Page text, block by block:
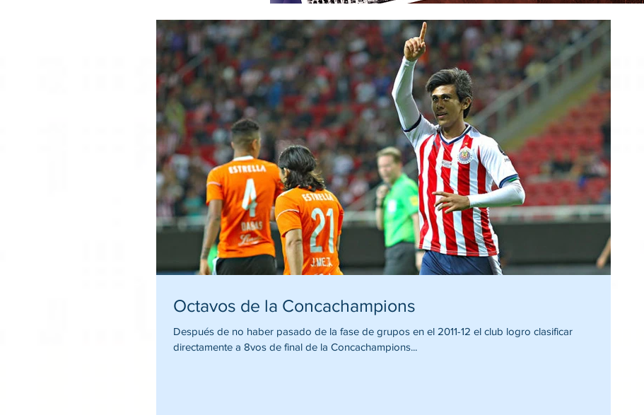
Octavos de la Concachampions
Después de no haber pasado de la fase de grupos en el 2011-12 el club logro clasificar
directamente a 8vos de final de la Concachampions...